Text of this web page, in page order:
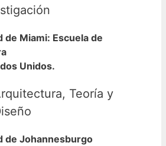
de Miami: Escuela de
Unidos.
Teoría y
de Johannesburgo